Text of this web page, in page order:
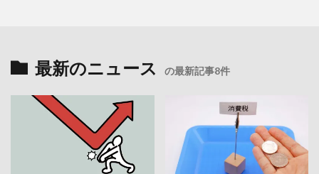
最新のニュース の最新記事8件